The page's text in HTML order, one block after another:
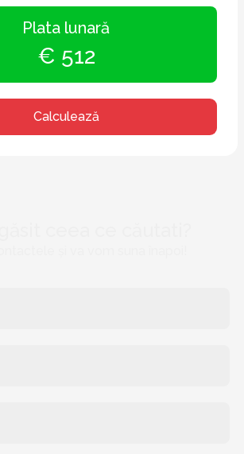
Plata lunară
€ 512
Calculează